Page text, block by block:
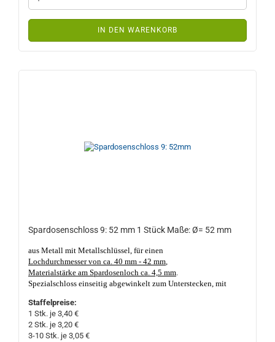
IN DEN WARENKORB
Spardosenschloss 9: 52 mm 1 Stück Maße: Ø= 52 mm
aus Metall mit Metallschlüssel, für einen
Lochdurchmesser von ca. 40 mm - 42 mm,
Materialstärke am Spardosenloch ca. 4,5 mm.
Spezialschloss einseitig abgewinkelt zum Unterstecken, mit
Schlüsselführung ist 2-fach geschlitzt.
Porzellan- und Keramik Sparschweine und Spardosen. Made in
Germany, gute Qualität. Das Spardosenloch darf nicht kleiner als
ca. 40 mm Ø und nicht größer als ca. 42 mm Ø sein,
Staffelpreise:
1 Stk. je 3,40 €
2 Stk. je 3,20 €
3-10 Stk. je 3,05 €